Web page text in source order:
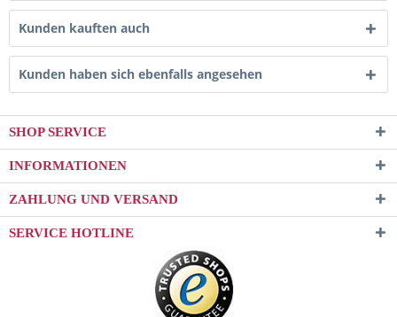
Kunden kauften auch
Kunden haben sich ebenfalls angesehen
SHOP SERVICE
INFORMATIONEN
ZAHLUNG UND VERSAND
SERVICE HOTLINE